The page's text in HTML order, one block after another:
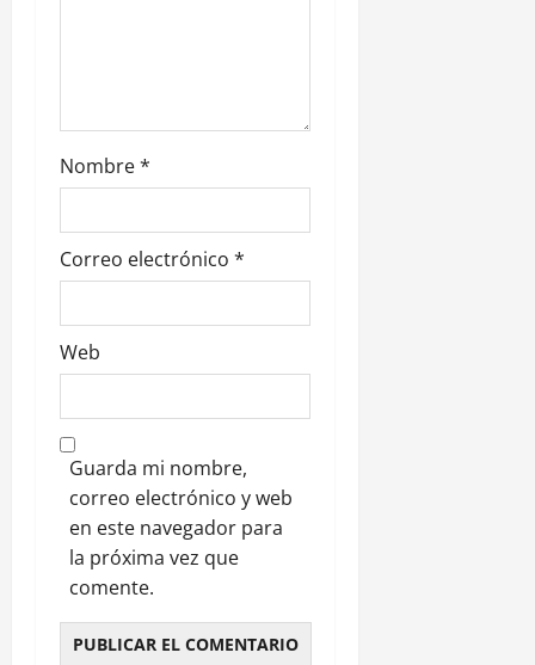
a
d
s
Nombre*
Correo electrónico *
Web
Guarda mi nombre,
correo electrónico y web
en este navegador para
la próxima vez que
comente.